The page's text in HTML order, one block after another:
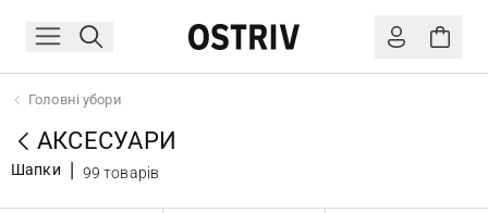
Головні убори
АКСЕСУАРИ
Шапки 99 товарів